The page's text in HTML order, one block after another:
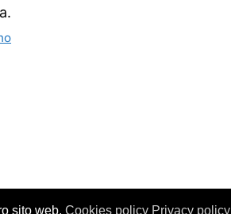
sito web. Cookies policy Privacy policy